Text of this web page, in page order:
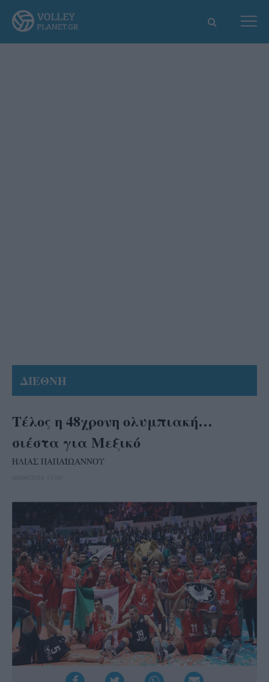
ΔΙΕΘΝΗ
Τέλος η 48χρονη ολυμπιακή…
σιέστα για Μεξικό
ΗΛΙΑΣ ΠΑΠΑΪΩΑΝΝΟΥ